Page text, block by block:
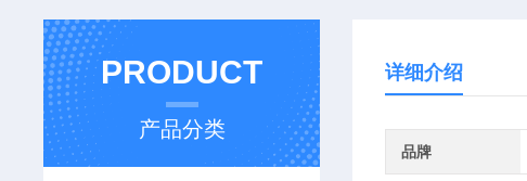
PRODUCT
产品分类
详细介绍
品牌